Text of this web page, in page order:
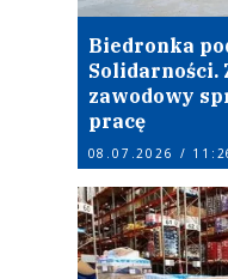
Biedronka
Solidarności.
zawodowy
pracę
08.07.2026 /